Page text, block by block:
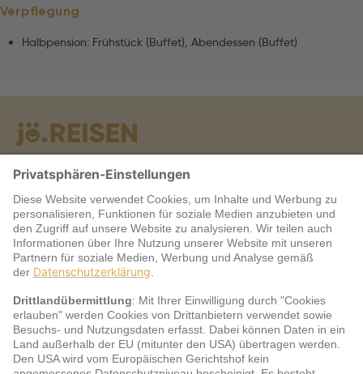
Verpflegung
Halbpension: Frühstück (Buffet), Abendessen (Buffet)
Warum jö?
Service
jö Bonus Club Partner